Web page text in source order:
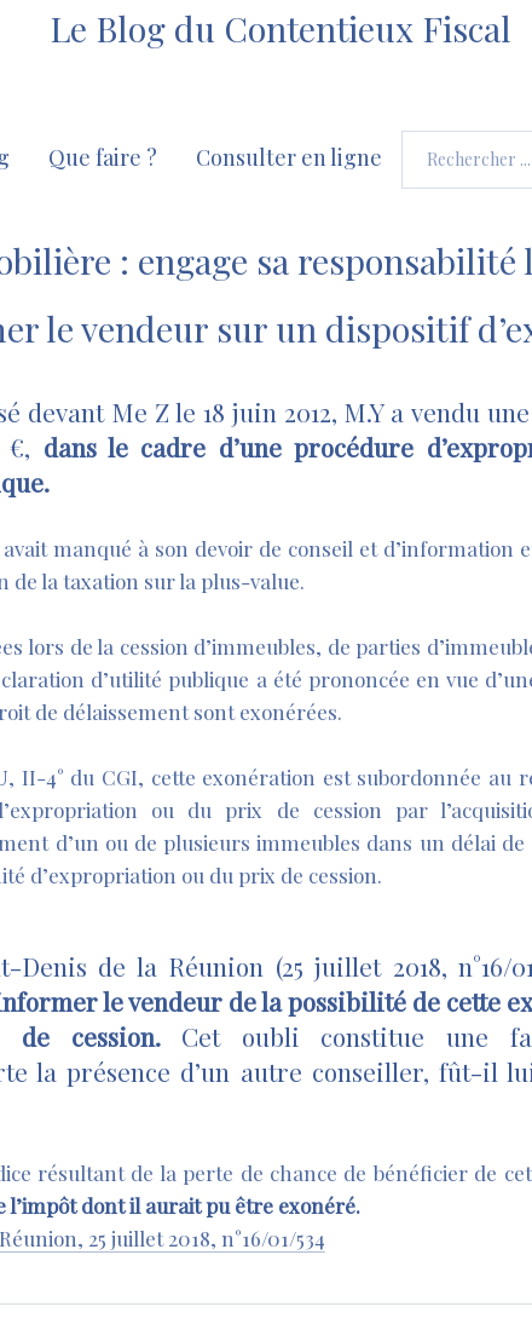
Le Blog du Contentieux Fiscal
Que faire ? Consulter en ligne
: engage sa
le vendeur sur un dispositif
devant Me Z le 18 juin 2012, M.Y a vendu
dans le cadre d’une procédure
manqué à son devoir de conseil et d’information
de la taxation sur la plus-value.
lors de la cession d’immeubles, de parties
d’utilité publique a été prononcée en vue
de délaissement sont exonérées.
II-4° du CGI, cette exonération est subordonnée au
ou du prix de cession par
d’un ou de plusieurs immeubles dans un délai de
d’expropriation ou du prix de cession.
Denis de la Réunion (25 juillet 2018, n°16/
le vendeur de la possibilité de cette
de cession.Cet oubli constitue une
la présence d’un autre conseiller, fût-il
résultant de la perte de chance de bénéficier de
l’impôt dont il aurait pu être exonéré.
25 juillet 2018, n°16/01/534